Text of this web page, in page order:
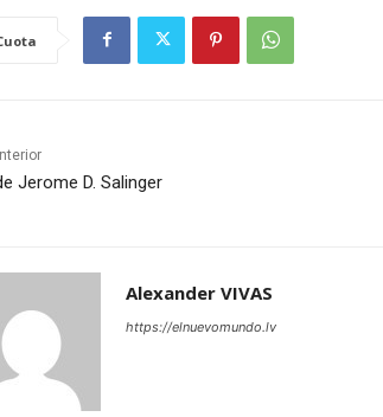
Jerome D. Salinger
Alexander VIVAS
https://elnuevomundo.lv